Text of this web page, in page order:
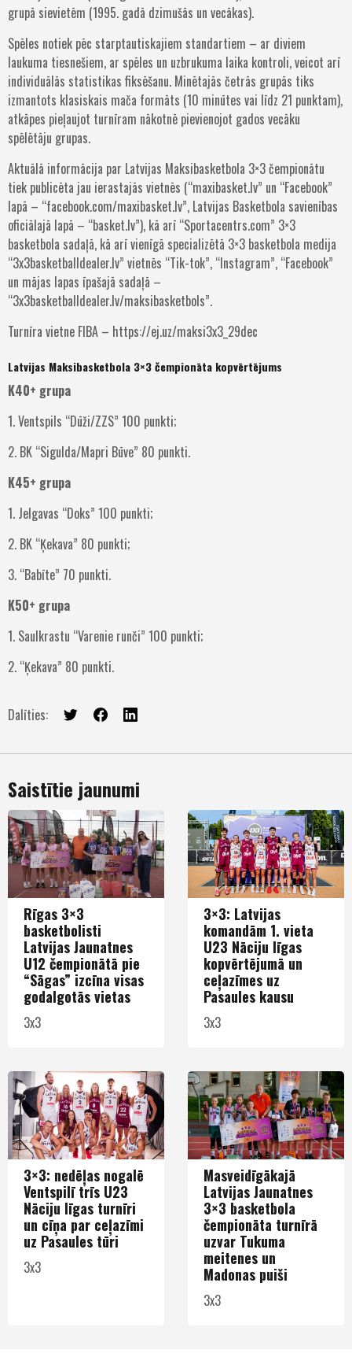
grupā sievietēm (1995. gadā dzimušās un vecākas).
Spēles notiek pēc starptautiskajiem standartiem – ar diviem
laukuma tiesnešiem, ar spēles un uzbrukuma laika kontroli, veicot arī
individuālās statistikas fiksēšanu. Minētajās četrās grupās tiks
izmantots klasiskais mača formāts (10 minūtes vai līdz 21 punktam),
atkāpes pieļaujot turnīram nākotnē pievienojot gados vecāku
spēlētāju grupas.
Aktuālā informācija par Latvijas Maksibasketbola 3×3 čempionātu
tiek publicēta jau ierastajās vietnēs (“maxibasket.lv” un “Facebook”
lapā – “facebook.com/maxibasket.lv”, Latvijas Basketbola savienības
oficiālajā lapā – “basket.lv”), kā arī “Sportacentrs.com” 3×3
basketbola sadaļā, kā arī vienīgā specializētā 3×3 basketbola medija
“3x3basketballdealer.lv” vietnēs “Tik-tok”, “Instagram”, “Facebook”
un mājas lapas īpašajā sadaļā –
“3x3basketballdealer.lv/maksibasketbols”.
Turnīra vietne FIBA – https://ej.uz/maksi3x3_29dec
Latvijas Maksibasketbola 3×3 čempionāta kopvērtējums
K40+ grupa
1. Ventspils “Dūži/ZZS” 100 punkti;
2. BK “Sigulda/Mapri Būve” 80 punkti.
K45+ grupa
1. Jelgavas “Doks” 100 punkti;
2. BK “Ķekava” 80 punkti;
3. “Babīte” 70 punkti.
K50+ grupa
1. Saulkrastu “Varenie runči” 100 punkti;
2. “Ķekava” 80 punkti.
Dalīties:
Saistītie jaunumi
Rīgas 3×3
basketbolisti
Latvijas Jaunatnes
U12 čempionātā pie
“Sāgas” izcīna visas
godalgotās vietas
3x3
3×3: Latvijas
komandām 1. vieta
U23 Nāciju līgas
kopvērtējumā un
ceļazīmes uz
Pasaules kausu
3x3
3×3: nedēļas nogalē
Ventspilī trīs U23
Nāciju līgas turnīri
un cīņa par ceļazīmi
uz Pasaules tūri
3x3
Masveidīgākajā
Latvijas Jaunatnes
3×3 basketbola
čempionāta turnīrā
uzvar Tukuma
meitenes un
Madonas puiši
3x3